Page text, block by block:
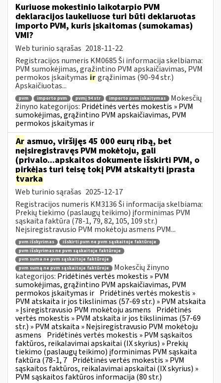
Kuriuose mokestinio laikotarpio PVM
deklaracijos laukeliuose turi būti deklaruotas
importo PVM, kuris įskaitomas (sumokamas)
VMI?
Web turinio sąrašas 2018-11-22
Registracijos numeris KM0685 Ši informacija skelbiama:
PVM sumokėjimas, grąžintino PVM apskaičiavimas, PVM
permokos įskaitymas irgrąžinimas (90-94 str.)
Apskaičiuotas...
pvm importo pvm pvmį 94 str importo pvm įskaitymas
Mokesčių
žinyno kategorijos: Pridėtinės vertės mokestis » PVM
sumokėjimas, grąžintino PVM apskaičiavimas, PVM
permokos įskaitymas ir
Ar asmuo, viršijęs 45 000 eurų ribą, bet
neįsiregistravęs PVM mokėtoju, gali
(privalo...apskaitos dokumente išskirti PVM, o
pirkėjas turi teisę tokį PVM atskaityti įprasta
tvarka
Web turinio sąrašas 2025-12-17
Registracijos numeris KM3136 Ši informacija skelbiama:
Prekių tiekimo (paslaugų teikimo) įforminimas PVM
sąskaita faktūra (78-1, 79, 82, 105, 109 str.)
Neįsiregistravusio PVM mokėtoju asmens PVM...
pvm išskyrimas
išskirti pvm ne pvm sąskaitoje faktūroje
pvm išskyrimas ne pvm sąskaitoje faktūroje
pvm suma ne pvm sąskaitoje faktūroje
pvm sumą ne pvm sąskaitoje faktūroje
Mokesčių žinyno
kategorijos: Pridėtinės vertės mokestis » PVM
sumokėjimas, grąžintino PVM apskaičiavimas, PVM
permokos įskaitymas ir Pridėtinės vertės mokestis »
PVM atskaita ir jos tikslinimas (57-69 str.) » PVM atskaita
» Įsiregistravusio PVM mokėtoju asmens Pridėtinės
vertės mokestis » PVM atskaita ir jos tikslinimas (57-69
str.) » PVM atskaita » Neįsiregistravusio PVM mokėtoju
asmens Pridėtinės vertės mokestis » PVM sąskaitos
faktūros, reikalavimai apskaitai (IX skyrius) » Prekių
tiekimo (paslaugų teikimo) įforminimas PVM sąskaita
faktūra (78-1, 7 Pridėtinės vertės mokestis » PVM
sąskaitos faktūros, reikalavimai apskaitai (IX skyrius) »
PVM sąskaitos faktūros informacija (80 str.)